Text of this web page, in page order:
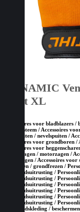
DYNAMIC
maat XL
Accessoires voor bladblazers
MultiSysteem / Accessoires
drukspuiten / nevelspuiten /
Accessoires voor grondboren
Accessoires voor
kettingzagen / motorzagen /
/ snoeizagen / Accessoires
tuinfrezen / grondfrezen /
veiligheidsuitrusting /
veiligheidsuitrusting /
veiligheidsuitrusting /
veiligheidsuitrusting /
veiligheidsuitrusting /
veiligheidsuitrusting /
Veiligheidskleding /